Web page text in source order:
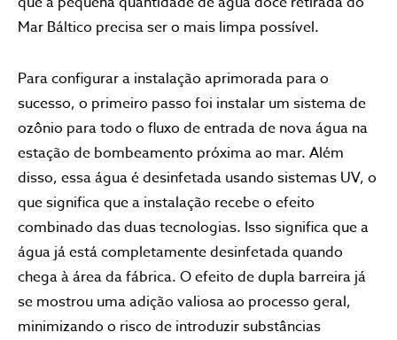
Mar Báltico precisa ser o mais limpa possível.
Para configurar a instalação aprimorada para o
sucesso, o primeiro passo foi instalar um sistema de
ozônio para todo o fluxo de entrada de nova água na
estação de bombeamento próxima ao mar. Além
disso, essa água é desinfetada usando sistemas UV, o
que significa que a instalação recebe o efeito
combinado das duas tecnologias. Isso significa que a
água já está completamente desinfetada quando
chega à área da fábrica. O efeito de dupla barreira já
se mostrou uma adição valiosa ao processo geral,
minimizando o risco de introduzir substâncias